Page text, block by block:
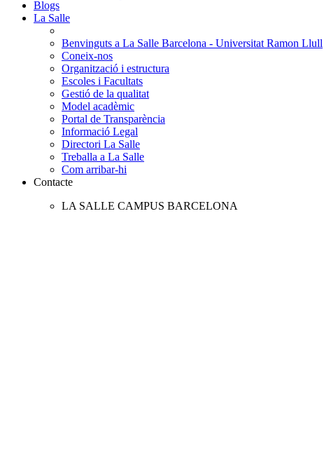
Blogs
La Salle
Benvinguts a La Salle Barcelona - Universitat Ramon Llull
Coneix-nos
Organització i estructura
Escoles i Facultats
Gestió de la qualitat
Model acadèmic
Portal de Transparència
Informació Legal
Directori La Salle
Treballa a La Salle
Com arribar-hi
Contacte
LA SALLE CAMPUS BARCELONA